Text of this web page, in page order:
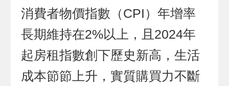
消費者物價指數（CPI）年增率
長期維持在2%以上，且2024年
起房租指數創下歷史新高，生活
成本節節上升，實質購買力不斷